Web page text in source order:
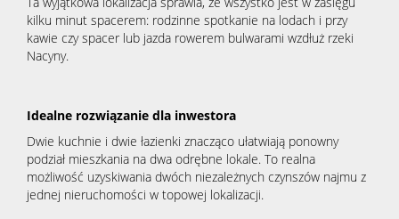
kilku minut spacerem: rodzinne spotkanie na lodach i przy
kawie czy spacer lub jazda rowerem bulwarami wzdłuż rzeki
Nacyny.
Idealne rozwiązanie dla inwestora
Dwie kuchnie i dwie łazienki znacząco ułatwiają ponowny
podział mieszkania na dwa odrębne lokale. To realna
możliwość uzyskiwania dwóch niezależnych czynszów najmu z
jednej nieruchomości w topowej lokalizacji.